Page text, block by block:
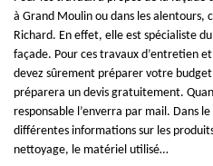
à Grand Moulin ou dans les alentours,
Richard. En effet, elle est spécialiste
façade. Pour ces travaux d’entretien
devez sûrement préparer votre
préparera un devis gratuitement.
responsable l’enverra par mail. Dans
différentes informations sur les
nettoyage, le matériel utilisé…